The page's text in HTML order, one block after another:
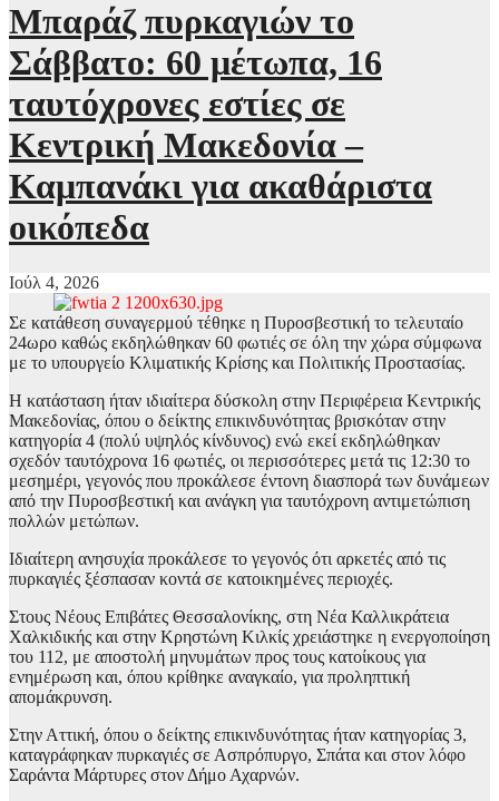
Μπαράζ πυρκαγιών το
Σάββατο: 60 μέτωπα, 16
ταυτόχρονες εστίες σε
Κεντρική Μακεδονία –
Καμπανάκι για ακαθάριστα
οικόπεδα
Ιούλ 4, 2026
Σε κατάθεση συναγερμού τέθηκε η Πυροσβεστική το τελευταίο
24ωρο καθώς εκδηλώθηκαν 60 φωτιές σε όλη την χώρα σύμφωνα
με το υπουργείο Κλιματικής Κρίσης και Πολιτικής Προστασίας.
Η κατάσταση ήταν ιδιαίτερα δύσκολη στην Περιφέρεια Κεντρικής
Μακεδονίας, όπου ο δείκτης επικινδυνότητας βρισκόταν στην
κατηγορία 4 (πολύ υψηλός κίνδυνος) ενώ εκεί εκδηλώθηκαν
σχεδόν ταυτόχρονα 16 φωτιές, οι περισσότερες μετά τις 12:30 το
μεσημέρι, γεγονός που προκάλεσε έντονη διασπορά των δυνάμεων
από την Πυροσβεστική και ανάγκη για ταυτόχρονη αντιμετώπιση
πολλών μετώπων.
Ιδιαίτερη ανησυχία προκάλεσε το γεγονός ότι αρκετές από τις
πυρκαγιές ξέσπασαν κοντά σε κατοικημένες περιοχές.
Στους Νέους Επιβάτες Θεσσαλονίκης, στη Νέα Καλλικράτεια
Χαλκιδικής και στην Κρηστώνη Κιλκίς χρειάστηκε η ενεργοποίηση
του 112, με αποστολή μηνυμάτων προς τους κατοίκους για
ενημέρωση και, όπου κρίθηκε αναγκαίο, για προληπτική
απομάκρυνση.
Στην Αττική, όπου ο δείκτης επικινδυνότητας ήταν κατηγορίας 3,
καταγράφηκαν πυρκαγιές σε Ασπρόπυργο, Σπάτα και στον λόφο
Σαράντα Μάρτυρες στον Δήμο Αχαρνών.